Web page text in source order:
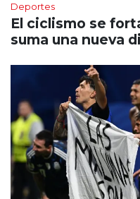
Deportes
El ciclismo se
suma una nueva